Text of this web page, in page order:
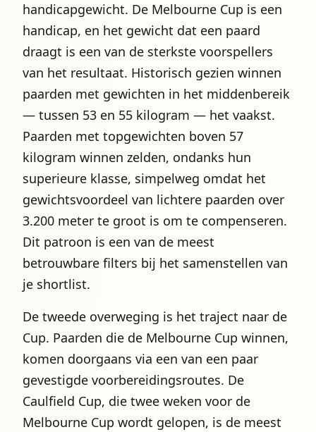
handicapgewicht. De Melbourne Cup is een
handicap, en het gewicht dat een paard
draagt is een van de sterkste voorspellers
van het resultaat. Historisch gezien winnen
paarden met gewichten in het middenbereik
— tussen 53 en 55 kilogram — het vaakst.
Paarden met topgewichten boven 57
kilogram winnen zelden, ondanks hun
superieure klasse, simpelweg omdat het
gewichtsvoordeel van lichtere paarden over
3.200 meter te groot is om te compenseren.
Dit patroon is een van de meest
betrouwbare filters bij het samenstellen van
je shortlist.
De tweede overweging is het traject naar de
Cup. Paarden die de Melbourne Cup winnen,
komen doorgaans via een van een paar
gevestigde voorbereidingsroutes. De
Caulfield Cup, die twee weken voor de
Melbourne Cup wordt gelopen, is de meest